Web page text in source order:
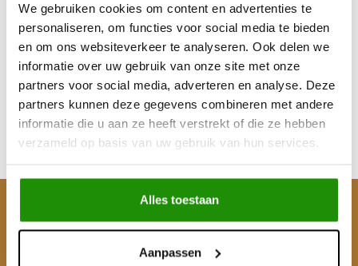
We gebruiken cookies om content en advertenties te
personaliseren, om functies voor social media te bieden
en om ons websiteverkeer te analyseren. Ook delen we
informatie over uw gebruik van onze site met onze
partners voor social media, adverteren en analyse. Deze
partners kunnen deze gegevens combineren met andere
informatie die u aan ze heeft verstrekt of die ze hebben
verzameld op basis van uw gebruik van hun services.
Alles toestaan
Aanpassen
Skidplates voor
terreinwagens van
Toyota Land Cruiser
€743,80
Excl. btw
Incl. btw